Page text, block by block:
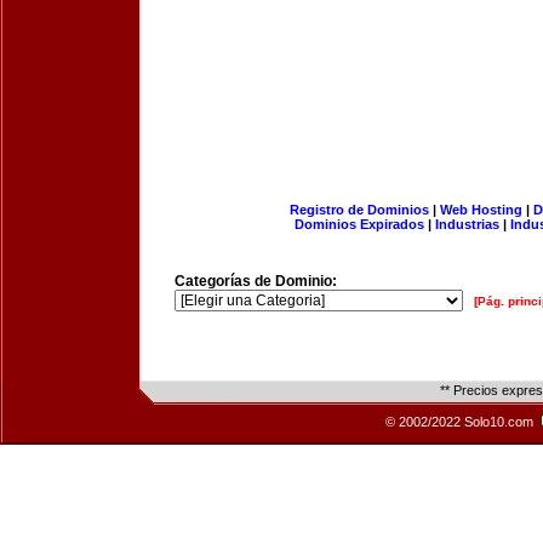
Registro de Dominios| Web Hosting |
Dominios Expirados | Industrias |
Categorías de Dominio:
[Pág.
** Precios
© 2002/2022 Solo10.com